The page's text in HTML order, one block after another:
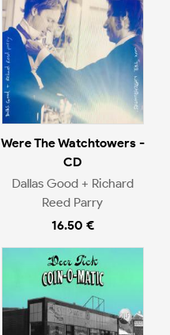
Were The Watchtowers -
CD
Dallas Good + Richard
Reed Parry
16.50 €